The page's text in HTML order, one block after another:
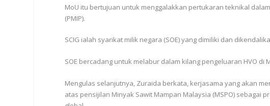
MoU itu bertujuan untuk menggalakkan pertukaran teknikal
(PMIP).
SCIG ialah syarikat milik negara (SOE) yang dimiliki dan
SOE bercadang untuk melabur dalam kilang pengeluaran HVO di
Mengulas selanjutnya, Zuraida berkata, kerjasama yang akan
atas pensijilan Minyak Sawit Mampan Malaysia (MSPO)